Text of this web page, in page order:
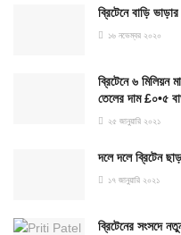
ব্রিটেনে বাড়ি
১৬ নভেম্বর ২০২০
ব্রিটেনে ৬ মিলিয়ন
তেলের দাম £০•৫
২৫ জানুয়ারি ২০২১
দলে দলে ব্রিটেন
১৭ জানুয়ারি ২০২১
ব্রিটেনের সংসদে